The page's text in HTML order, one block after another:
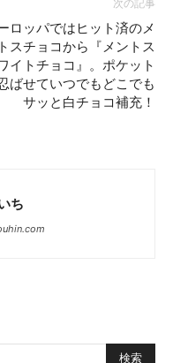
次の記事
ロッパではヒット済のメ
スチョコから『メントス
イトチョコ』。ポケット
ばせていつでもどこでも
サッと白チョコ補充！
ち